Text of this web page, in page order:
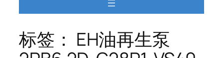
标签： EH油再生泵